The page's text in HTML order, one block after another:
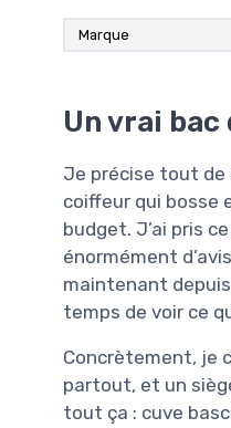
Marque
Un vrai
Je précise tout de
coiffeur qui bosse
budget. J’ai pris
énormément
maintenant depuis
temps de voir ce
Concrètement, je
partout, et un
tout ça : cuve